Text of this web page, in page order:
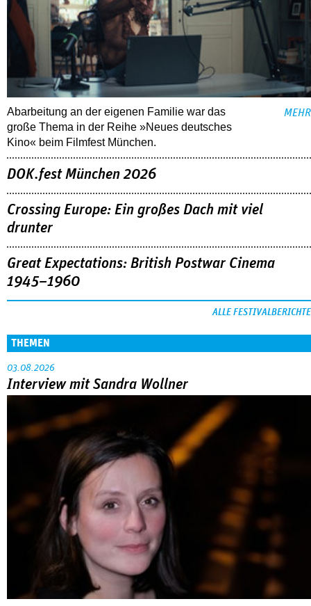
Abarbeitung an der eigenen Familie war das
große Thema in der Reihe »Neues deutsches
Kino« beim Filmfest München.
MEHR
DOK.fest München 2026
Crossing Europe: Ein großes Dach mit viel
drunter
Great Expectations: British Postwar Cinema
1945–1960
ALLE FESTIVALBERICHTE
THEMEN
03.08.2026
Interview mit Sandra Wollner